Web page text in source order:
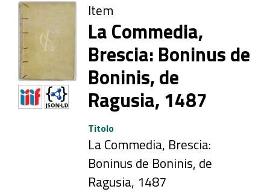
La Biblioteca
Personaggi
Sale
Le Collezioni
ICONOGRAFICO
Grafico
Fotografico
LIBRARIO
Manoscritti
Incunaboli
ARCHIVISTICO
Archivio Storico Comunale
Carteggi
Mappe
RACCOLTE MUSEALI
Dipinti
Sculture
PERCORSI
Dante nelle Collezioni
Famiglie in guerra
Ricerca Avanzata
Item
La Commedia,
Brescia: Boninus de
Boninis, de
Ragusia, 1487
Titolo
La Commedia, Brescia:
Boninus de Boninis, de
Ragusia, 1487